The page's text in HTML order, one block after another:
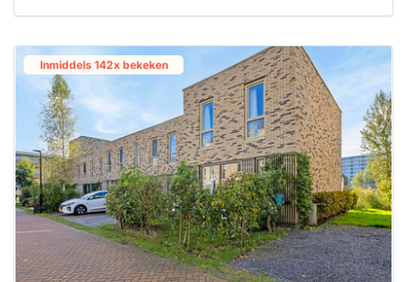
Inmiddels 142x bekeken